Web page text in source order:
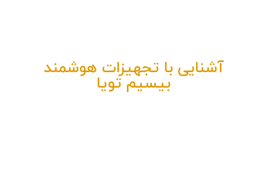
آشنایی با تجهیزات هوشمند
بیسیم تویا